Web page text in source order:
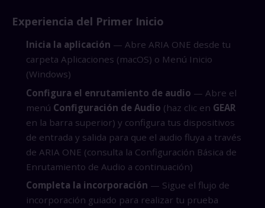
Experiencia del Primer Inicio
Inicia la aplicación — Abre ARIA ONE desde tu
carpeta Aplicaciones (macOS) o Menú Inicio
(Windows)
Configura el enrutamiento de audio — Abre el
menú Configuración de Audio (haz clic en GEAR
en la barra superior) y configura tus dispositivos
de entrada y salida para que el audio fluya a través
de ARIA ONE (consulta la Configuración Básica de
Enrutamiento de Audio a continuación)
Completa la incorporación — Sigue el flujo de
incorporación guiado para realizar tu prueba